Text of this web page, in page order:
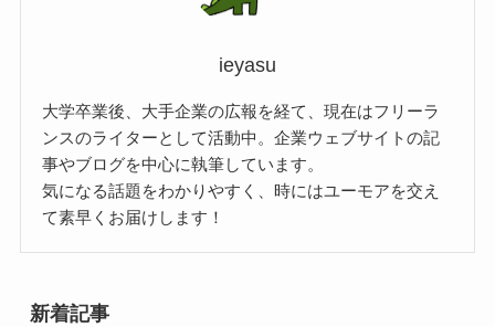
ieyasu
大学卒業後、大手企業の広報を経て、現在はフリーラ
ンスのライターとして活動中。企業ウェブサイトの記
事やブログを中心に執筆しています。
気になる話題をわかりやすく、時にはユーモアを交え
て素早くお届けします！
新着記事